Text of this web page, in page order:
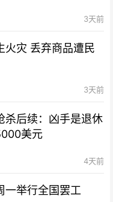
3天前
火灾 丢弃商品遭民
3天前
杀后续：凶手是退休
美元
4天前
一举行全国罢工